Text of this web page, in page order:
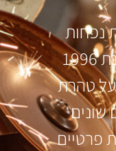
נפחות
ומסגרות שהוקמה בשנת 1996
על טהרת
שונים
פרטיים